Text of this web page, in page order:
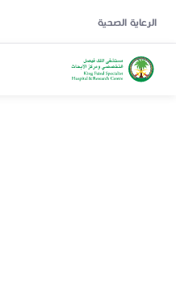
الرعاية الصحية